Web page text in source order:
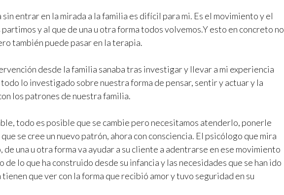
entrar en la mirada a la familia es difícil para mi. Es el movimiento y el
y al que de una u otra forma todos volvemos.Y esto en concreto no
también puede pasar en la terapia.
desde la familia sanaba tras investigar y llevar a mi experiencia
lo investigado sobre nuestra forma de pensar, sentir y actuar y la
los patrones de nuestra familia.
todo es posible que se cambie pero necesitamos atenderlo, ponerle
se cree un nuevo patrón, ahora con consciencia. El psicólogo que mira
de una u otra forma va ayudar a su cliente a adentrarse en ese movimiento
de lo que ha construido desde su infancia y las necesidades que se han ido
que ver con la forma que recibió amor y tuvo seguridad en su